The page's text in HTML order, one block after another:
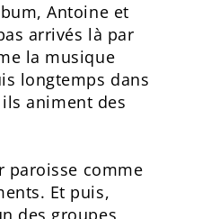
Antoine et
arrivés là par
la musique
longtemps dans
animent des
paroisse comme
Et puis,
des groupes